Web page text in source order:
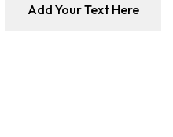
Add Your Text Here